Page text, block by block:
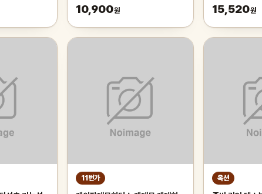
10,900원 15,520원
11번가 옥션